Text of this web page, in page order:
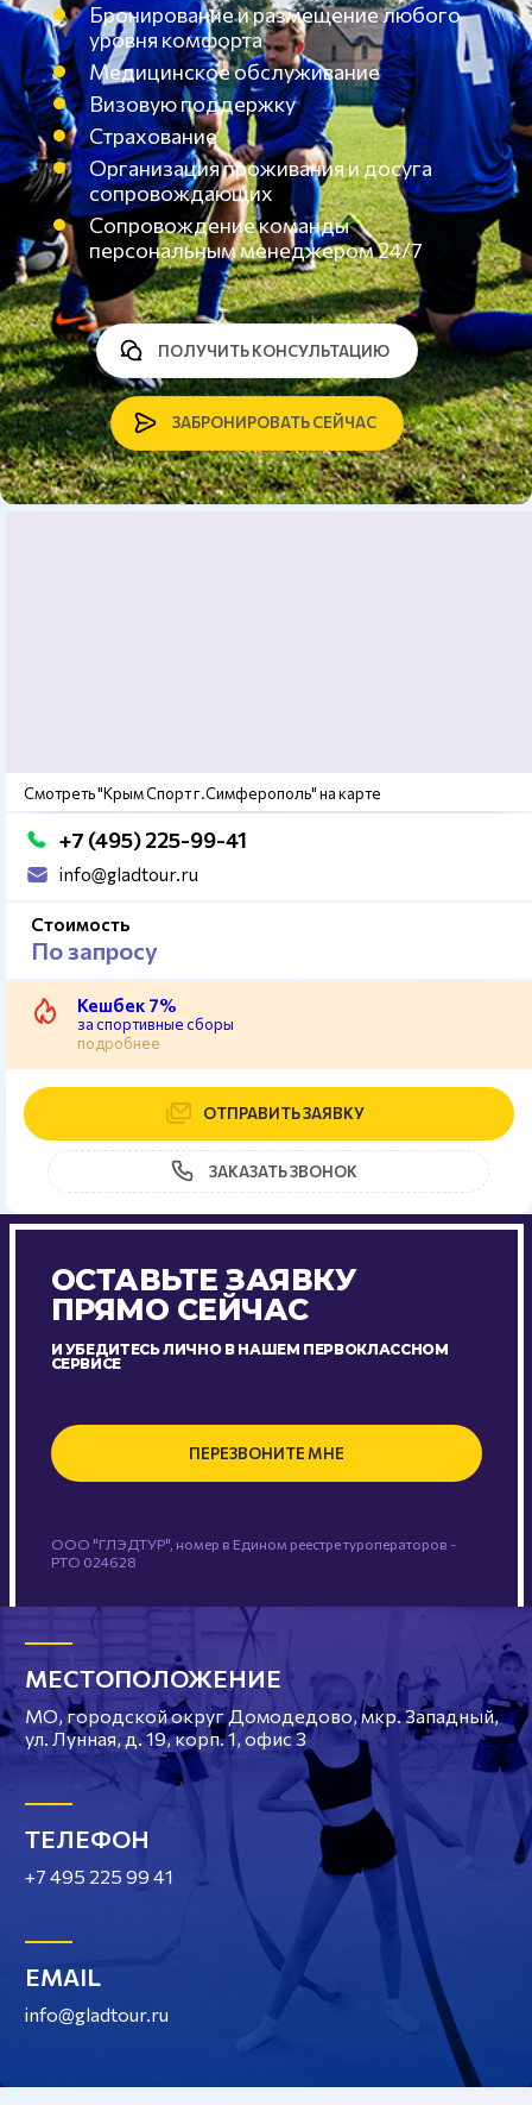
Бронирование и размещение любого
уровня комфорта
Медицинское обслуживание
Визовую поддержку
Страхование
Организация проживания и досуга
сопровождающих
Сопровождение команды
персональным менеджером 24/7
ЗАБРОНИРОВАТЬ СЕЙЧАС
ПОЛУЧИТЬ КОНСУЛЬТАЦИЮ
Смотреть "Крым Спорт г.Симферополь" на карте
+7 (495) 225-99-41
info@gladtour.ru
Стоимость
По запросу
Кешбек 7%
за спортивные сборы
подробнее
ОТПРАВИТЬ ЗАЯВКУ
ЗАКАЗАТЬ ЗВОНОК
ОСТАВЬТЕ ЗАЯВКУ
ПРЯМО СЕЙЧАС
И УБЕДИТЕСЬ ЛИЧНО В НАШЕМ ПЕРВОКЛАССНОМ
СЕРВИСЕ
ПЕРЕЗВОНИТЕ МНЕ
ООО "ГЛЭДТУР", номер в Едином реестре туроператоров -
РТО 024628
МЕСТОПОЛОЖЕНИЕ
МО, городской округ Домодедово, мкр. Западный,
ул. Лунная, д. 19, корп. 1, офис 3
ТЕЛЕФОН
+7 495 225 99 41
EMAIL
info@gladtour.ru